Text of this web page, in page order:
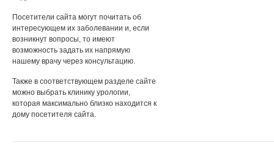
Посетители сайта могут почитать об
интересующем их заболевании и, если
возникнут вопросы, то имеют
возможность задать их напрямую
нашему врачу через консультацию.
Также в соответствующем разделе сайте
можно выбрать клинику урологии,
которая максимально близко находится к
дому посетителя сайта.